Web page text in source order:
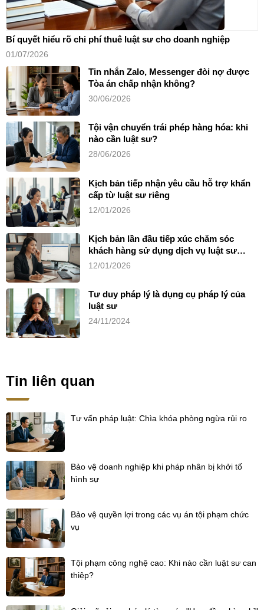
Bí quyết hiểu rõ chi phí thuê luật sư cho doanh nghiệp
01/07/2026
Tin nhắn Zalo, Messenger đòi nợ được
Tòa án chấp nhận không?
30/06/2026
Tội vận chuyển trái phép hàng hóa: khi
nào cần luật sư?
28/06/2026
Kịch bản tiếp nhận yêu cầu hỗ trợ khẩn
cấp từ luật sư riêng
12/01/2026
Kịch bản lần đầu tiếp xúc chăm sóc
khách hàng sử dụng dịch vụ luật sư
riêng
12/01/2026
Tư duy pháp lý là dụng cụ pháp lý của
luật sư
24/11/2024
Tin liên quan
Tư vấn pháp luật: Chìa khóa phòng ngừa rủi ro
Bảo vệ doanh nghiệp khi pháp nhân bị khởi tố
hình sự
Bảo vệ quyền lợi trong các vụ án tội phạm chức
vụ
Tội phạm công nghệ cao: Khi nào cần luật sư can
thiệp?